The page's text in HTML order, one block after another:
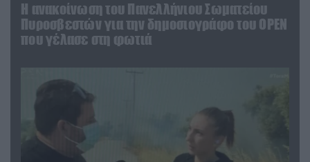
Η ανακοίνωση του Πανελλήνιου Σωματείου
Πυροσβεστών για την δημοσιογράφο του OPEN
που γέλασε στη φωτιά